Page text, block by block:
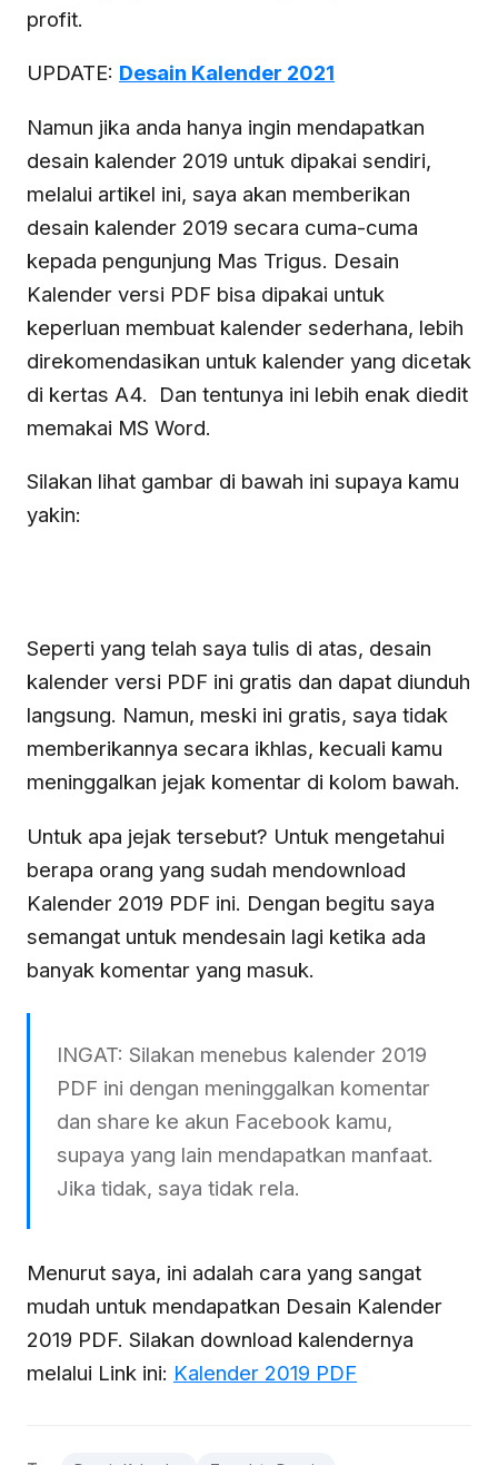
profit.
UPDATE: Desain Kalender 2021
Namun jika anda hanya ingin mendapatkan
desain kalender 2019 untuk dipakai sendiri,
melalui artikel ini, saya akan memberikan
desain kalender 2019 secara cuma-cuma
kepada pengunjung Mas Trigus. Desain
Kalender versi PDF bisa dipakai untuk
keperluan membuat kalender sederhana, lebih
direkomendasikan untuk kalender yang dicetak
di kertas A4. Dan tentunya ini lebih enak diedit
memakai MS Word.
Silakan lihat gambar di bawah ini supaya kamu
yakin:
Seperti yang telah saya tulis di atas, desain
kalender versi PDF ini gratis dan dapat diunduh
langsung. Namun, meski ini gratis, saya tidak
memberikannya secara ikhlas, kecuali kamu
meninggalkan jejak komentar di kolom bawah.
Untuk apa jejak tersebut? Untuk mengetahui
berapa orang yang sudah mendownload
Kalender 2019 PDF ini. Dengan begitu saya
semangat untuk mendesain lagi ketika ada
banyak komentar yang masuk.
INGAT: Silakan menebus kalender 2019
PDF ini dengan meninggalkan komentar
dan share ke akun Facebook kamu,
supaya yang lain mendapatkan manfaat.
Jika tidak, saya tidak rela.
Menurut saya, ini adalah cara yang sangat
mudah untuk mendapatkan Desain Kalender
2019 PDF. Silakan download kalendernya
melalui Link ini: Kalender 2019 PDF